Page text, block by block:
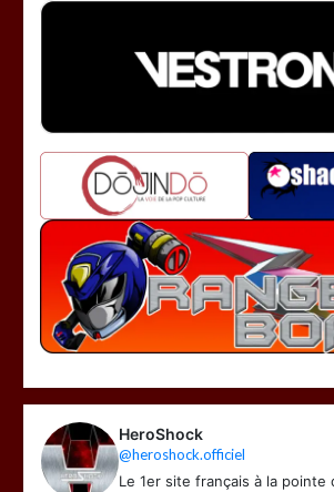
HeroShock
@heroshock.officiel
Le 1er site français à la pointe